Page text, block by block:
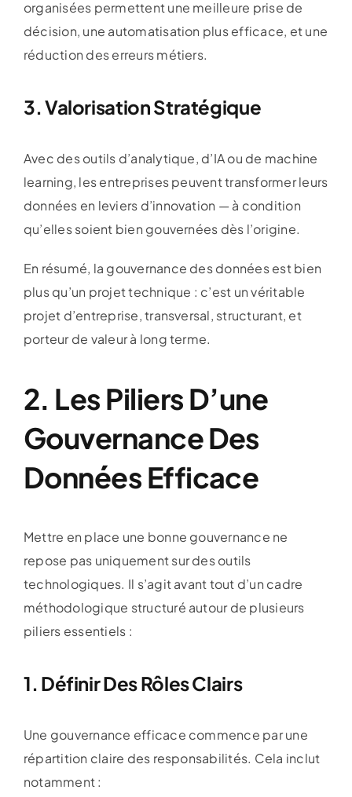
organisées permettent une meilleure prise de
décision, une automatisation plus efficace, et une
réduction des erreurs métiers.
3. Valorisation Stratégique
Avec des outils d’analytique, d’IA ou de machine
learning, les entreprises peuvent transformer leurs
données en leviers d’innovation — à condition
qu’elles soient bien gouvernées dès l’origine.
En résumé, la gouvernance des données est bien
plus qu’un projet technique : c’est un véritable
projet d’entreprise, transversal, structurant, et
porteur de valeur à long terme.
2. Les Piliers D’une
Gouvernance Des
Données Efficace
Mettre en place une bonne gouvernance ne
repose pas uniquement sur des outils
technologiques. Il s’agit avant tout d’un cadre
méthodologique structuré autour de plusieurs
piliers essentiels :
1. Définir Des Rôles Clairs
Une gouvernance efficace commence par une
répartition claire des responsabilités. Cela inclut
notamment :